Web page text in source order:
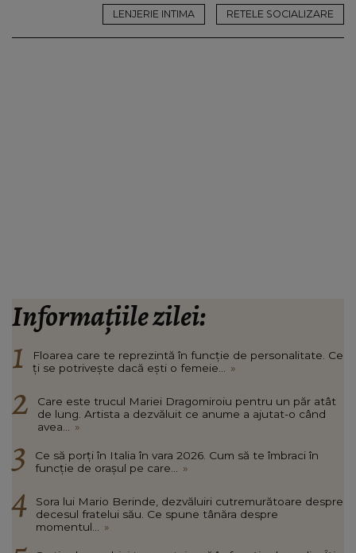
LENJERIE INTIMA RETELE SOCIALIZARE
Informațiile zilei:
Floarea care te reprezintă în funcție de personalitate. Ce
ți se potrivește dacă ești o femeie...
»
Care este trucul Mariei Dragomiroiu pentru un păr atât
de lung. Artista a dezvăluit ce anume a ajutat-o când
avea...
»
Ce să porți în Italia în vara 2026. Cum să te îmbraci în
funcție de orașul pe care...
»
Sora lui Mario Berinde, dezvăluiri cutremurătoare despre
decesul fratelui său. Ce spune tânăra despre
momentul...
»